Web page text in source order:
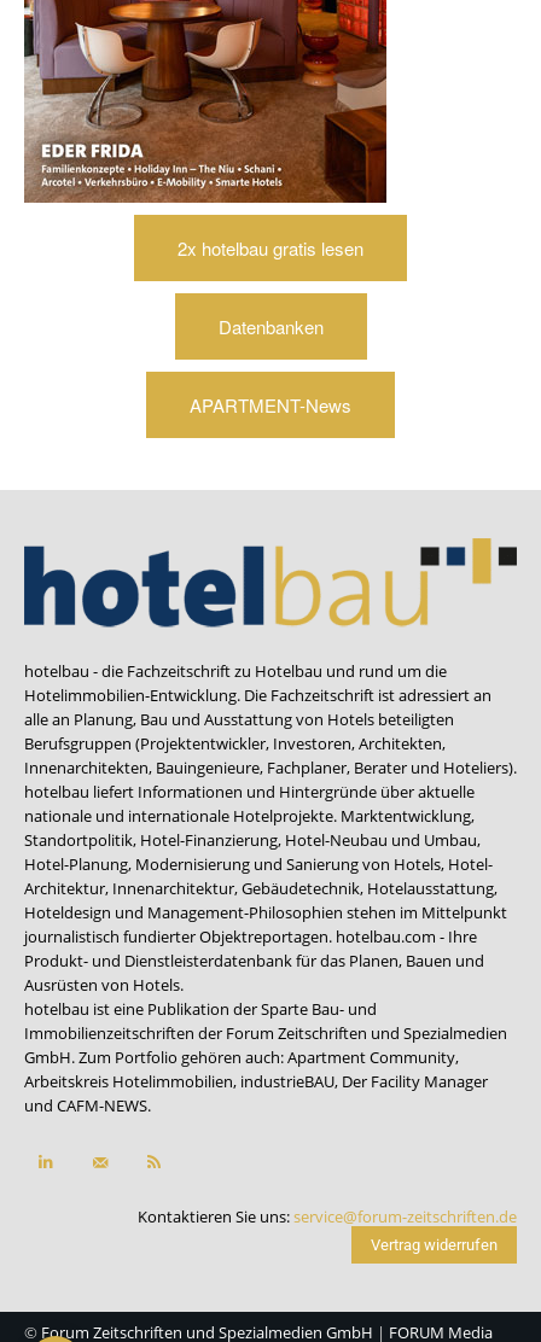
2x hotelbau gratis lesen
Datenbanken
APARTMENT-News
hotelbau - die Fachzeitschrift zu Hotelbau und rund um die
Hotelimmobilien-Entwicklung. Die Fachzeitschrift ist adressiert an
alle an Planung, Bau und Ausstattung von Hotels beteiligten
Berufsgruppen (Projektentwickler, Investoren, Architekten,
Innenarchitekten, Bauingenieure, Fachplaner, Berater und Hoteliers).
hotelbau liefert Informationen und Hintergründe über aktuelle
nationale und internationale Hotelprojekte. Marktentwicklung,
Standortpolitik, Hotel-Finanzierung, Hotel-Neubau und Umbau,
Hotel-Planung, Modernisierung und Sanierung von Hotels, Hotel-
Architektur, Innenarchitektur, Gebäudetechnik, Hotelausstattung,
Hoteldesign und Management-Philosophien stehen im Mittelpunkt
journalistisch fundierter Objektreportagen. hotelbau.com - Ihre
Produkt- und Dienstleisterdatenbank für das Planen, Bauen und
Ausrüsten von Hotels.
hotelbau ist eine Publikation der Sparte Bau- und
Immobilienzeitschriften der Forum Zeitschriften und Spezialmedien
GmbH. Zum Portfolio gehören auch:Apartment Community,
Arbeitskreis Hotelimmobilien, industrieBAU, Der Facility Manager
und CAFM-NEWS.
Kontaktieren Sie uns:service@forum-zeitschriften.de
Vertrag widerrufen
© Forum Zeitschriften und Spezialmedien GmbH | FORUM Media